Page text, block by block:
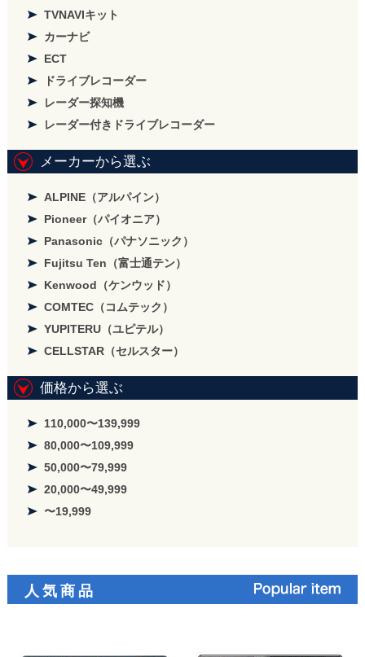
TVNAVIキット
カーナビ
ECT
ドライブレコーダー
レーダー探知機
レーダー付きドライブレコーダー
メーカーから選ぶ
ALPINE（アルパイン）
Pioneer（パイオニア）
Panasonic（パナソニック）
Fujitsu Ten（富士通テン）
Kenwood（ケンウッド）
COMTEC（コムテック）
YUPITERU（ユピテル）
CELLSTAR（セルスター）
価格から選ぶ
110,000〜139,999
80,000〜109,999
50,000〜79,999
20,000〜49,999
〜19,999
人気商品